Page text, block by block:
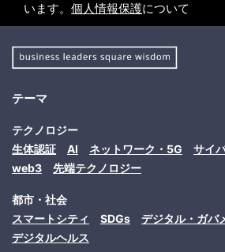
います。 個人情報保護について
テーマ
テクノロジー
生体認証
AI ネットワーク・5G
サイ
web3
先端テクノロジー
都市・社会
スマートシティ
SDGs
デジタル・ガバ
デジタルヘルス